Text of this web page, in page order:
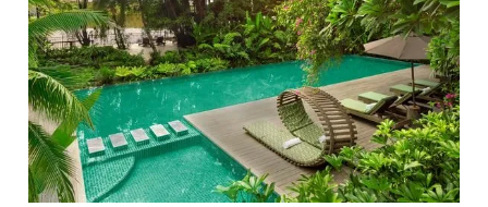
Đặt báo Quảng cáo RSS Tòa soạn Chính sách bảo
Tổng biên tập: Nguyễn Ngọc Toàn
Phó tổng biên tập thường trực: Hải Thành
Phó tổng biên tập: Lâm Hiếu Dũng
Phó tổng biên tập: Trần Việt Hưng
Tổng thư ký tòa soạn: Đức Trung